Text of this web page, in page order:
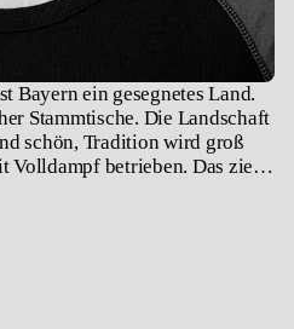
Bayern ein gesegnetes Land.
Stammtische. Die Landschaft
schön, Tradition wird groß
Volldampf betrieben. Das zieht